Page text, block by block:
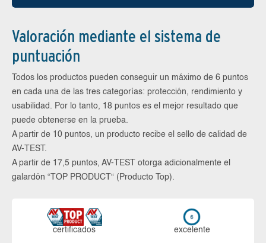
Valoración mediante el sistema de
puntuación
Todos los productos pueden conseguir un máximo de 6 puntos
en cada una de las tres categorías: protección, rendimiento y
usabilidad. Por lo tanto, 18 puntos es el mejor resultado que
puede obtenerse en la prueba.
A partir de 10 puntos, un producto recibe el sello de calidad de
AV-TEST.
A partir de 17,5 puntos, AV-TEST otorga adicionalmente el
galardón “TOP PRODUCT“ (Producto Top).
certi­ficados ex­ce­len­te